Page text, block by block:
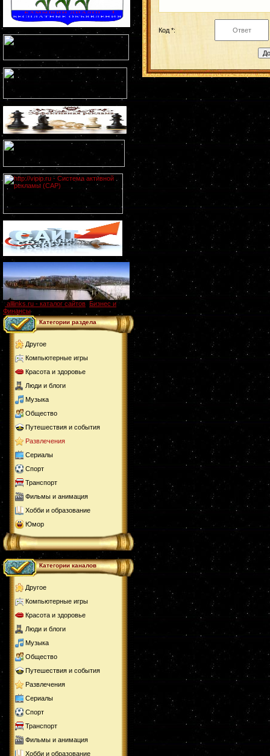
alllinks.ru - каталог сайтов Бизнес и
Финансы
Категории раздела
Другое
Компьютерные игры
Красота и здоровье
Люди и блоги
Музыка
Общество
Путешествия и события
Развлечения
Сериалы
Спорт
Транспорт
Фильмы и анимация
Хобби и образование
Юмор
Категории каналов
Другое
Компьютерные игры
Красота и здоровье
Люди и блоги
Музыка
Общество
Путешествия и события
Развлечения
Сериалы
Спорт
Транспорт
Фильмы и анимация
Хобби и образование
Код *: